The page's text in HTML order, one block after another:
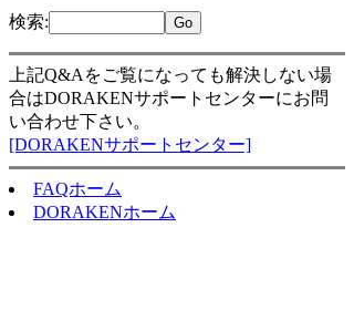
検索:
上記Q&Aをご覧になっても解決しない場
合はDORAKENサポートセンターにお問
い合わせ下さい。
[DORAKENサポートセンター]
FAQホーム
DORAKENホーム